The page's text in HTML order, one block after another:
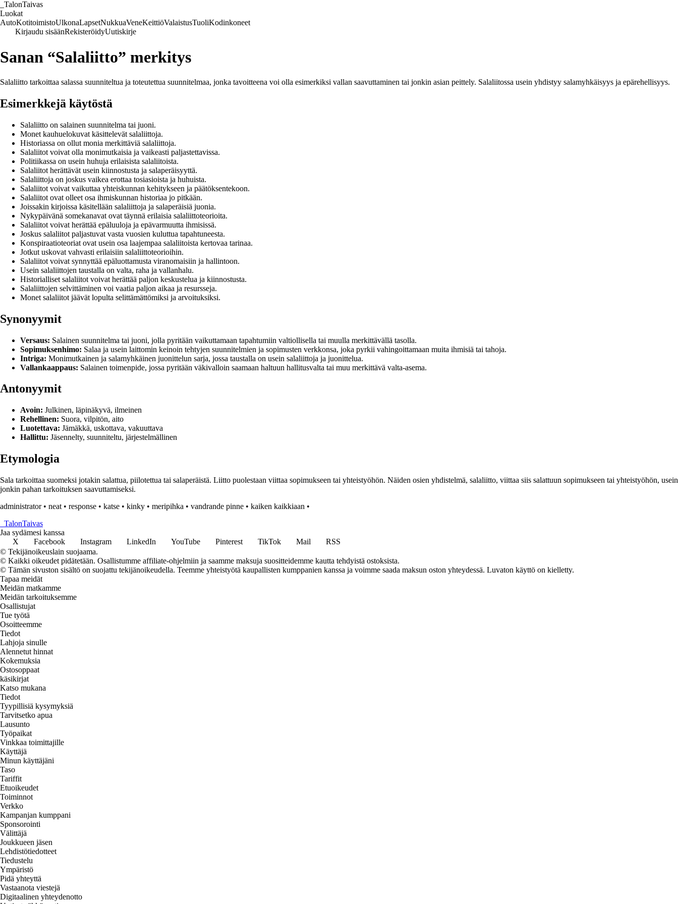
TalonTaivas
Luokat
AutoKotitoimistoUlkonaLapsetNukkuaVeneKeittiöValaistusTuoliKodinkoneet
Kirjaudu sisäänRekisteröidyUutiskirje
Sanan “Salaliitto” merkitys
Salaliitto tarkoittaa salassa suunniteltua ja toteutettua suunnitelmaa, jonka tavoitteena voi olla esimerkiksi vallan saavuttaminen tai jonkin asian peittely. Salaliitossa usein yhdistyy salamyhkäisyys ja epärehellisyys.
Esimerkkejä käytöstä
Salaliitto on salainen suunnitelma tai juoni.
Monet kauhuelokuvat käsittelevät salaliittoja.
Historiassa on ollut monia merkittäviä salaliittoja.
Salaliitot voivat olla monimutkaisia ja vaikeasti paljastettavissa.
Politiikassa on usein huhuja erilaisista salaliitoista.
Salaliitot herättävät usein kiinnostusta ja salaperäisyyttä.
Salaliittoja on joskus vaikea erottaa tosiasioista ja huhuista.
Salaliitot voivat vaikuttaa yhteiskunnan kehitykseen ja päätöksentekoon.
Salaliitot ovat olleet osa ihmiskunnan historiaa jo pitkään.
Joissakin kirjoissa käsitellään salaliittoja ja salaperäisiä juonia.
Nykypäivänä somekanavat ovat täynnä erilaisia salaliittoteorioita.
Salaliitot voivat herättää epäluuloja ja epävarmuutta ihmisissä.
Joskus salaliitot paljastuvat vasta vuosien kuluttua tapahtuneesta.
Konspiraatioteoriat ovat usein osa laajempaa salaliitoista kertovaa tarinaa.
Jotkut uskovat vahvasti erilaisiin salaliittoteorioihin.
Salaliitot voivat synnyttää epäluottamusta viranomaisiin ja hallintoon.
Usein salaliittojen taustalla on valta, raha ja vallanhalu.
Historialliset salaliitot voivat herättää paljon keskustelua ja kiinnostusta.
Salaliittojen selvittäminen voi vaatia paljon aikaa ja resursseja.
Monet salaliitot jäävät lopulta selittämättömiksi ja arvoituksiksi.
Synonyymit
Versaus: Salainen suunnitelma tai juoni, jolla pyritään vaikuttamaan tapahtumiin valtiollisella tai muulla merkittävällä tasolla.
Sopimuksenhimo: Salaa ja usein laittomin keinoin tehtyjen suunnitelmien ja sopimusten verkkonsa, joka pyrkii vahingoittamaan muita ihmisiä tai tahoja.
Intriga: Monimutkainen ja salamyhkäinen juonittelun sarja, jossa taustalla on usein salaliittoja ja juonittelua.
Vallankaappaus: Salainen toimenpide, jossa pyritään väkivalloin saamaan haltuun hallitusvalta tai muu merkittävä valta-asema.
Antonyymit
Avoin: Julkinen, läpinäkyvä, ilmeinen
Rehellinen: Suora, vilpitön, aito
Luotettava: Jämäkkä, uskottava, vakuuttava
Hallittu: Jäsennelty, suunniteltu, järjestelmällinen
Etymologia
Sala tarkoittaa suomeksi jotakin salattua, piilotettua tai salaperäistä. Liitto puolestaan viittaa sopimukseen tai yhteistyöhön. Näiden osien yhdistelmä, salaliitto, viittaa siis salattuun sopimukseen tai yhteistyöhön, usein
jonkin pahan tarkoituksen saavuttamiseksi.
administrator• neat • response • katse • kinky • meripihka • vandrande pinne • kaiken kaikkiaan •
TalonTaivas
Jaa sydämesi kanssa
X
Facebook Instagram LinkedIn YouTube Pinterest TikTok Mail
RSS
© Tekijänoikeuslain suojaama.
© Kaikki oikeudet pidätetään. Osallistumme affiliate-ohjelmiin ja saamme maksuja suositteidemme kautta tehdyistä ostoksista.
© Tämän sivuston sisältö on suojattu tekijänoikeudella. Teemme yhteistyötä kaupallisten kumppanien kanssa ja voimme saada maksun oston yhteydessä. Luvaton käyttö on kielletty.
Tapaa meidät
Meidän matkamme
Meidän tarkoituksemme
Osallistujat
Tue työtä
Osoitteemme
Tiedot
Lahjoja sinulle
Alennetut hinnat
Kokemuksia
Ostosoppaat
käsikirjat
Katso mukana
Tiedot
Tyypillisiä kysymyksiä
Tarvitsetko apua
Lausunto
Työpaikat
Vinkkaa toimittajille
Käyttäjä
Minun käyttäjäni
Taso
Tariffit
Etuoikeudet
Toiminnot
Verkko
Kampanjan kumppani
Sponsorointi
Välittäjä
Joukkueen jäsen
Lehdistötiedotteet
Tiedustelu
Ympäristö
Pidä yhteyttä
Vastaanota viestejä
Digitaalinen yhteydenotto